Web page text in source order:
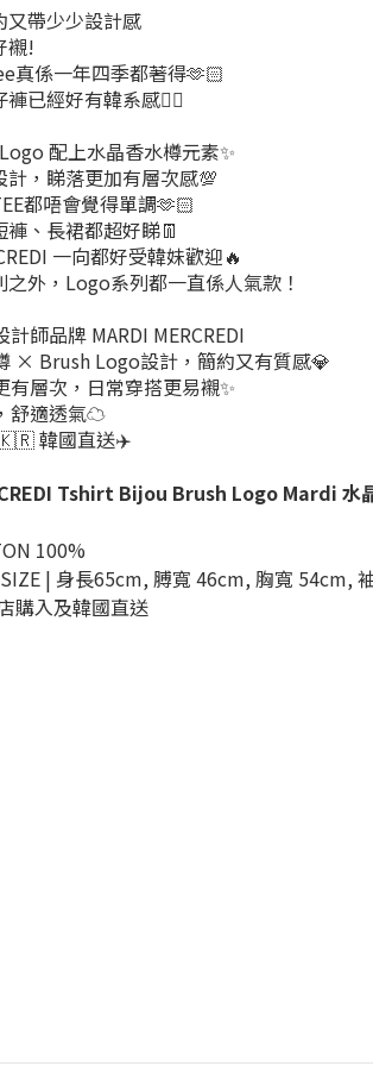
又帶少少設計感
襯!
真係一年四季都著得🫶🏻
已經好有韓系感❤️‍🔥
配上水晶香水樽元素✨
計，睇落更加有層次感💯
都唔會覺得單調🫶🏻
、長裙都超好睇👖
一向都好受韓妹歡迎🔥
之外，Logo系列都一直係人氣款！
計師品牌 MARDI MERCREDI
× Brush Logo設計，簡約又有質感💎
有層次，日常穿搭更易襯✨
舒適透氣☁️
🇰🇷 韓國直送✈️
Tshirt Bijou Brush Logo Mardi 水
100%
| 身長65cm,膊寬 46cm,胸寬 54cm,
購入及韓國直送